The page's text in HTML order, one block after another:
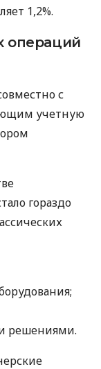
1,2%.
операций
с
учетную
гораздо
решениями.